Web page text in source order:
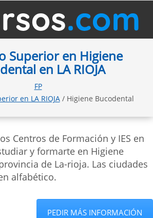
Superior en Higiene
en LA RIOJA
FP
en LA RIOJA/ Higiene Bucodental
Centros de Formación y IES en
y formarte en Higiene
de La-rioja. Las ciudades
alfabético.
PEDIR MÁS INFORMACIÓN